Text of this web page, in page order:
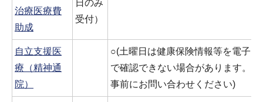
治療医療費
助成
日のみ
受付）
自立支援医
療（精神通
院）
○(土曜日は健康保険情報等を電子
で確認できない場合があります。
事前にお問い合わせください)